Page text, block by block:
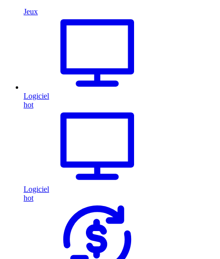
Jeux
Logiciel
hot
Logiciel
hot